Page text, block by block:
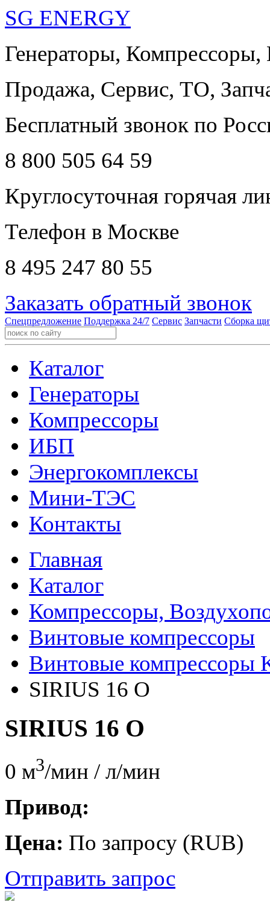
SG ENERGY
Генераторы,
Продажа, Сервис, ТО,
Бесплатный звонок по
8 800 505 64 59
Круглосуточная горячая
Телефон в Москве
8 495 247 80 55
Заказать обратный звонок
Спецпредложение Поддержка 24/7 Сервис Запчасти Сборка
Каталог
Генераторы
Компрессоры
ИБП
Энергокомплексы
Мини-ТЭС
Контакты
Главная
Каталог
Компрессоры,
Винтовые компрессоры
Винтовые компрессоры
SIRIUS 16 O
SIRIUS 16 O
0 м3/мин / л/мин
Привод:
Цена: По запросу (RUB)
Отправить запрос